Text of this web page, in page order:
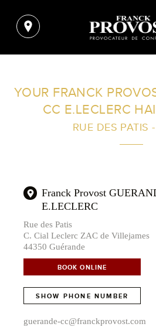
FILTER
YOUR FRANCK
CC E.LECLERC
RUE DES PATIS
Franck Provost
E.LECLERC
Rue des Patis
C. Cial Leclerc ZAC de Villejames
44350 Guérande
BOOK ONLINE
SHOW PHONE NUMBER
guerande-cc@franckprovost.com